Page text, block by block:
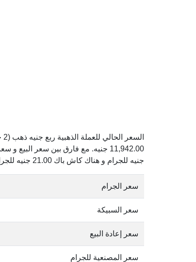
جنيه للجرام و هناك كاش باك 21.00 جنيه للجرام.
سعر الجرام
سعر السبيكة
سعر إعادة البيع
سعر المصنعية للجرام